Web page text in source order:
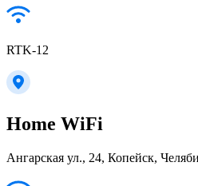
RTK-12
Home WiFi
Ангарская ул., 24, Копейск,